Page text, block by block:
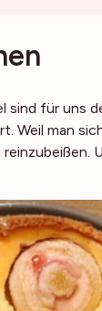
sind für uns
Weil man